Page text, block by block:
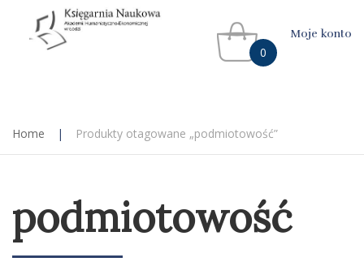
0
Moje konto
Home | Produkty otagowane „podmiotowość”
podmiotowość